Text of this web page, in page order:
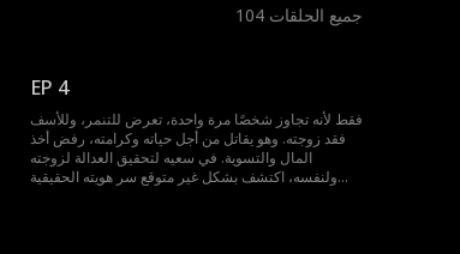
104 جميع الحلقات
EP 4
فقط لأنه تجاوز شخصًا مرة واحدة، تعرض للتنمر، وللأسف
فقد زوجته. وهو يقاتل من أجل حياته وكرامته، رفض أخذ
المال والتسوية. في سعيه لتحقيق العدالة لزوجته
ولنفسه، اكتشف بشكل غير متوقع سر هويته الحقيقية